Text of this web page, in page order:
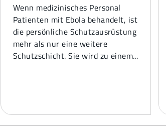
Wenn medizinisches Personal
Patienten mit Ebola behandelt, ist
die persönliche Schutzausrüstung
mehr als nur eine weitere
Schutzschicht. Sie wird zu einem...